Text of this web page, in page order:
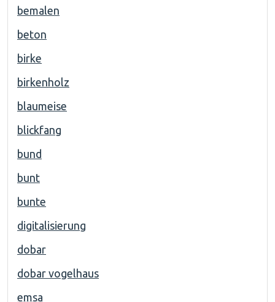
bemalen
beton
birke
birkenholz
blaumeise
blickfang
bund
bunt
bunte
digitalisierung
dobar
dobar vogelhaus
emsa